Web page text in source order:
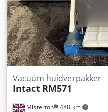
Misterton 488 km
Vacuüm huidverpakker
Intact RM571